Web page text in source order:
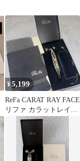
¥5,199
ReFa CARAT RAY FACE
リファ カラットレイフ
ェイス